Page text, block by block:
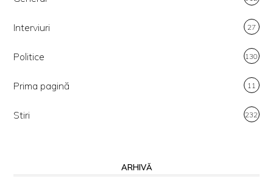
Interviuri 27
Politice 130
Prima pagină 11
Stiri 232
ARHIVĂ